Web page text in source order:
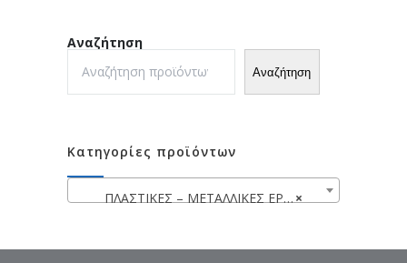
Αναζήτηση
Αναζήτηση
Κατηγορίες προϊόντων
×
ΠΛΑΣΤΙΚΕΣ – ΜΕΤΑΛΛΙΚΕΣ ΕΡΓΑΛΕΙΟΘΗΚΕΣ – ΤΣΑΝΤΕΣ – ΘΗΚΕΣ ΕΡΓΑΛΕΙΩΝ